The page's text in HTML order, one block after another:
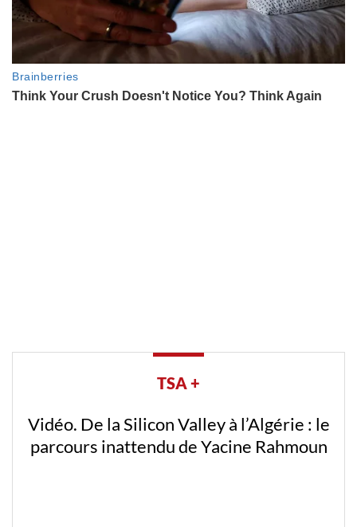
TSA +
Vidéo. De la Silicon Valley à l’Algérie : le
parcours inattendu de Yacine Rahmoun